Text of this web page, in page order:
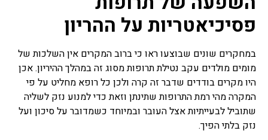
פסיכיאטריות על ההריון
במחקרים שונים שבוצעו ראו כי ברוב המקרים אין השלכות של
מומים מולדים עקב נטילת תרופות מסוג זה במהלך ההיריון. אכן
היו מקרים בודדים שדבר זה קרה ולכן כל רופא מחליט על פי
המקרה מהי רמת התרופות שתינתן וזאת כדי למנוע נזק לשליה
שתוביל לבעייתיות אצל העובר ובמיוחד כשמדובר על סיכון ועל
נזק בלתי הפיך.